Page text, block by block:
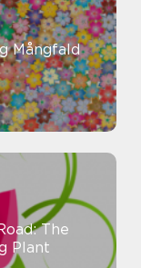
Mångfald
The
Plant